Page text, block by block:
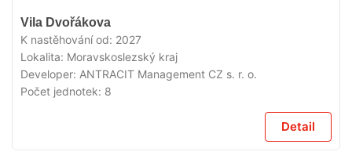
Vila Dvořákova
K nastěhování od: 2027
Lokalita: Moravskoslezský kraj
Developer: ANTRACIT Management CZ s. r. o.
Počet jednotek: 8
Detail